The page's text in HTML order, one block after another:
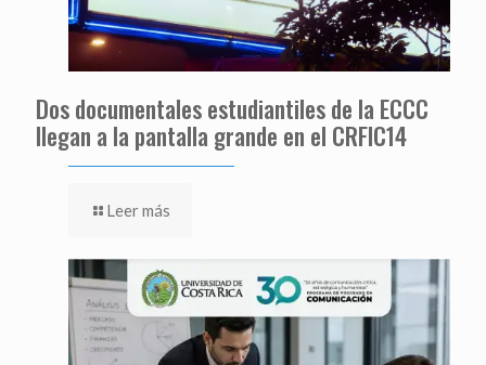
Dos documentales estudiantiles de la ECCC
llegan a la pantalla grande en el CRFIC14
Leer más